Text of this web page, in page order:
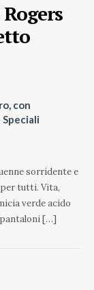
con
sorridente e
tutti. Vita,
verde acido
[…]